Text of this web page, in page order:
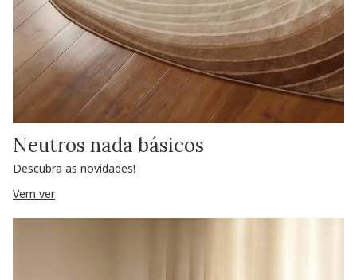
Neutros nada básicos
Descubra as novidades!
Vem ver